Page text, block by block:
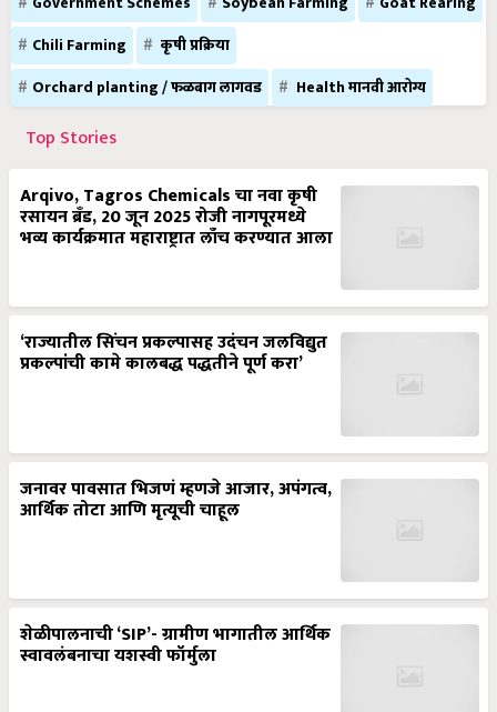
Chili Farming
कृषी प्रक्रिया
Orchard planting / फळबाग लागवड
Health मानवी आरोग्य
Top Stories
Arqivo, Tagros Chemicals चा नवा कृषी
रसायन ब्रँड, 20 जून 2025 रोजी नागपूरमध्ये
भव्य कार्यक्रमात महाराष्ट्रात लाँच करण्यात आला
‘राज्यातील सिंचन प्रकल्पासह उदंचन जलविद्युत
प्रकल्पांची कामे कालबद्ध पद्धतीने पूर्ण करा’
जनावर पावसात भिजणं म्हणजे आजार, अपंगत्व,
आर्थिक तोटा आणि मृत्यूची चाहूल
शेळीपालनाची ‘SIP’- ग्रामीण भागातील आर्थिक
स्वावलंबनाचा यशस्वी फॉर्मुला